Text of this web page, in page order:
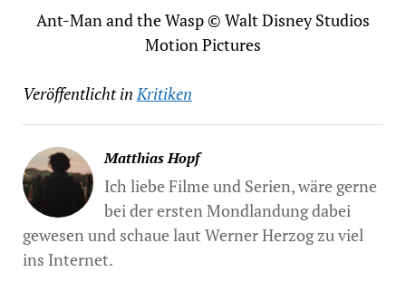
Ant-Man and the Wasp © Walt Disney Studios
Motion Pictures
Veröffentlicht in Kritiken
Matthias Hopf
Ich liebe Filme und Serien, wäre gerne
bei der ersten Mondlandung dabei
gewesen und schaue laut Werner Herzog zu viel
ins Internet.